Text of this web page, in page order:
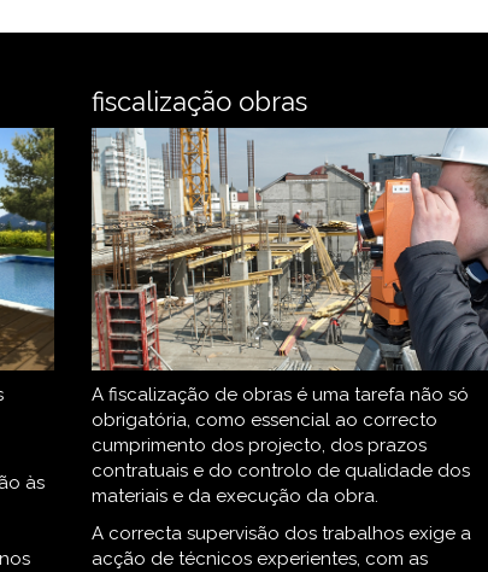
às
fiscalização obras
A fiscalização de obras é uma tarefa não só
obrigatória, como essencial ao correcto
cumprimento dos projecto, dos prazos
contratuais e do controlo de qualidade dos
materiais e da execução da obra.
A correcta supervisão dos trabalhos exige a
acção de técnicos experientes, com as